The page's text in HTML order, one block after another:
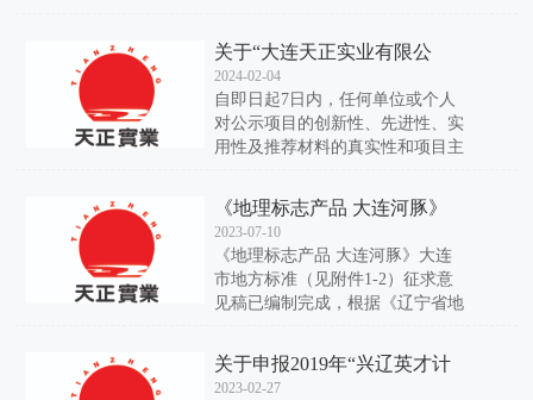
关于“大连天正实业有限公
司”参与申报2023年度辽宁省
科学技术奖项目的公示
2024-02-04
自即日起7日内，任何单位或个人
对公示项目的创新性、先进性、实
用性及推荐材料的真实性和项目主
有异议的，可以书面形式材料，为
便于核实查证，确保实事求是、客
观公正地处理异议，提出异议的单
位或者个人应当表明真实身份，并
提供联系方式。凡匿名异议和超出
期限的异议，不予受理。
《地理标志产品 大连河豚》
大连市地方标准
2023-07-10
《地理标志产品 大连河豚》大连
市地方标准（见附件1-2）征求意
见稿已编制完成，根据《辽宁省地
准制修订工作细则（试行）》规
定，现向社会各界公开征求意见。
关于申报2019年“兴辽英才计
划”青年拔尖人才申报推荐人
2023-02-27